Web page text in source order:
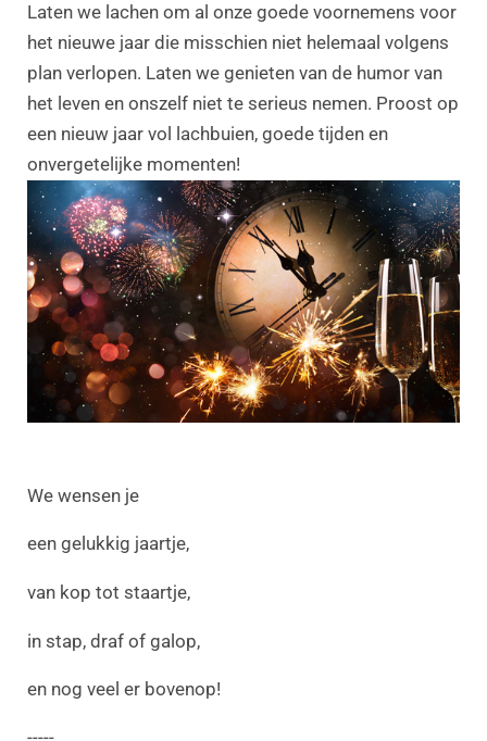
Laten we lachen om al onze goede voornemens voor
het nieuwe jaar die misschien niet helemaal volgens
plan verlopen. Laten we genieten van de humor van
het leven en onszelf niet te serieus nemen. Proost op
een nieuw jaar vol lachbuien, goede tijden en
onvergetelijke momenten!
We wensen je
een gelukkig jaartje,
van kop tot staartje,
in stap, draf of galop,
en nog veel er bovenop!